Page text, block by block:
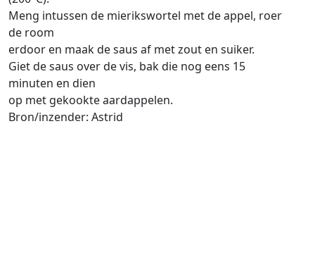
Meng intussen de mierikswortel met de appel, roer
de room
erdoor en maak de saus af met zout en suiker.
Giet de saus over de vis, bak die nog eens 15
minuten en dien
op met gekookte aardappelen.
Bron/inzender: Astrid